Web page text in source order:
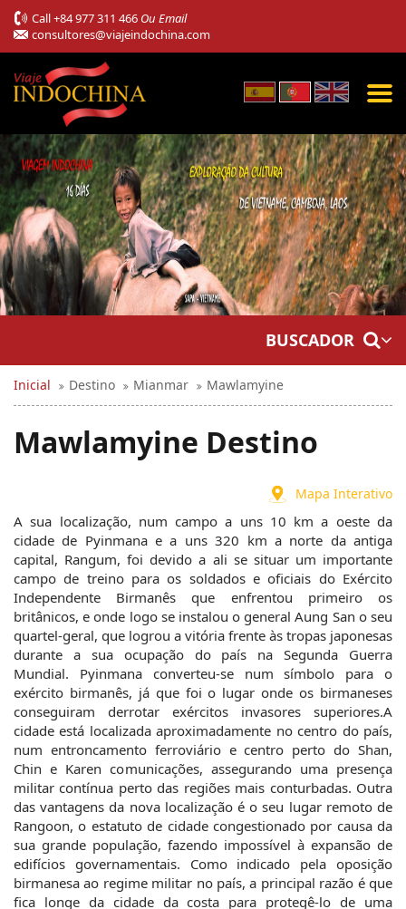
Call+84 977 311 466 Ou Email
consultores@viajeindochina.com
BUSCADOR
Inicial Destino Mianmar Mawlamyine
Mawlamyine Destino
Mapa Interativo
A sua localização, num campo a uns 10 km a oeste da
cidade de Pyinmana e a uns 320 km a norte da antiga
capital, Rangum, foi devido a ali se situar um importante
campo de treino para os soldados e oficiais do Exército
Independente Birmanês que enfrentou primeiro os
britânicos, e onde logo se instalou o general Aung San o seu
quartel-geral, que logrou a vitória frente às tropas japonesas
durante a sua ocupação do país na Segunda Guerra
Mundial. Pyinmana converteu-se num símbolo para o
exército birmanês, já que foi o lugar onde os birmaneses
conseguiram derrotar exércitos invasores superiores.A
cidade está localizada aproximadamente no centro do país,
num entroncamento ferroviário e centro perto do Shan,
Chin e Karen comunicações, assegurando uma presença
militar contínua perto das regiões mais conturbadas. Outra
das vantagens da nova localização é o seu lugar remoto de
Rangoon, o estatuto de cidade congestionado por causa da
sua grande população, fazendo impossível à expansão de
edifícios governamentais. Como indicado pela oposição
birmanesa ao regime militar no país, a principal razão é que
fica longe da cidade da costa para protegê-lo de uma